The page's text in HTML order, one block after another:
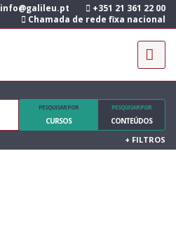
info@galileu.pt
+351 21 361 22 00
Chamada de rede fixa nacional
PESQUISAR POR
CURSOS
PESQUISAR POR
CONTEÚDOS
+ FILTROS